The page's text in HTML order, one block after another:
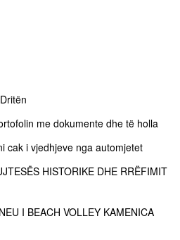
me dokumente dhe të holla
cak i vjedhjeve nga automjetet
HISTORIKE DHE RRËFIMIT
I BEACH VOLLEY KAMENICA